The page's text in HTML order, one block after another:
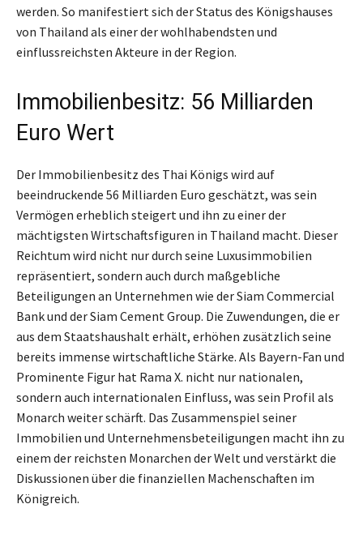
werden. So manifestiert sich der Status des Königshauses
von Thailand als einer der wohlhabendsten und
einflussreichsten Akteure in der Region.
Immobilienbesitz: 56 Milliarden
Euro Wert
Der Immobilienbesitz des Thai Königs wird auf
beeindruckende 56 Milliarden Euro geschätzt, was sein
Vermögen erheblich steigert und ihn zu einer der
mächtigsten Wirtschaftsfiguren in Thailand macht. Dieser
Reichtum wird nicht nur durch seine Luxusimmobilien
repräsentiert, sondern auch durch maßgebliche
Beteiligungen an Unternehmen wie der Siam Commercial
Bank und der Siam Cement Group. Die Zuwendungen, die er
aus dem Staatshaushalt erhält, erhöhen zusätzlich seine
bereits immense wirtschaftliche Stärke. Als Bayern-Fan und
Prominente Figur hat Rama X. nicht nur nationalen,
sondern auch internationalen Einfluss, was sein Profil als
Monarch weiter schärft. Das Zusammenspiel seiner
Immobilien und Unternehmensbeteiligungen macht ihn zu
einem der reichsten Monarchen der Welt und verstärkt die
Diskussionen über die finanziellen Machenschaften im
Königreich.